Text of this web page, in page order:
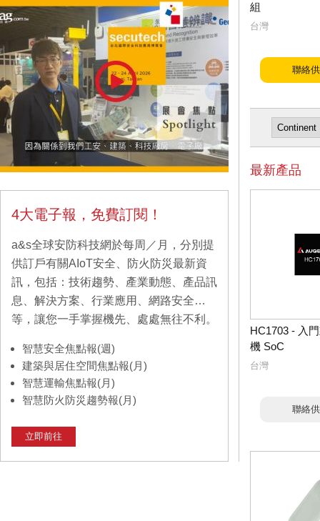
4大電子報，免費訂閱！
a&s全球安防科技網於每周／月，分別提
供訂戶有關AIoT安全、防火防災最新資
訊，包括：技術趨勢、產業動態、產品訊
息、解決方案、行業應用、網路安全…
等，讓您一手掌握機先、處處無往不利。
智慧安全焦點報(週)
建築與居住空間焦點報(月)
智慧運輸焦點報(月)
智慧防火防災趨勢報(月)
立即前往
組
台灣
聯絡
最新產品
HC1703 - 入
機 SoC
台灣
聯絡